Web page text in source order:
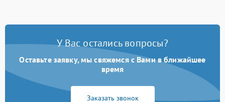
У Вас остались вопросы?
Оставьте заявку, мы свяжемся с Вами в ближайшее
время
Заказать звонок